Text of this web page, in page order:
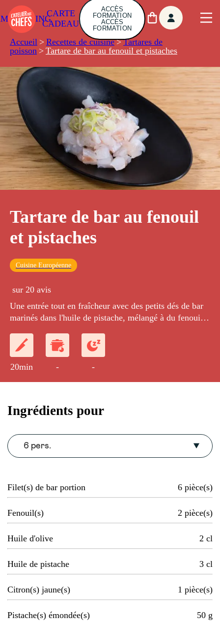
CARTE
CADEAU
ACCÈS
FORMATION
ACCÈS
FORMATION
Accueil > Recettes de cuisine > Tartares de
poisson > Tartare de bar au fenouil et pistaches
Tartare de bar au fenouil
et pistaches
Cuisine Européenne
sur 20 avis
Une entrée tout en fraîcheur avec des petits dés de bar
marinés dans l'huile de pistache, mélangé à du fenouil
l'aneth ciselés. Le tartare est présenté en verrine ou
cerclé, puis parsemé de pistache concassées et de
quelques baies roses
20min - -
Ingrédients pour
6 pers.
Filet(s) de bar portion 6 pièce(s)
Fenouil(s) 2 pièce(s)
Huile d'olive 2 cl
Huile de pistache 3 cl
Citron(s) jaune(s) 1 pièce(s)
Pistache(s) émondée(s) 50 g